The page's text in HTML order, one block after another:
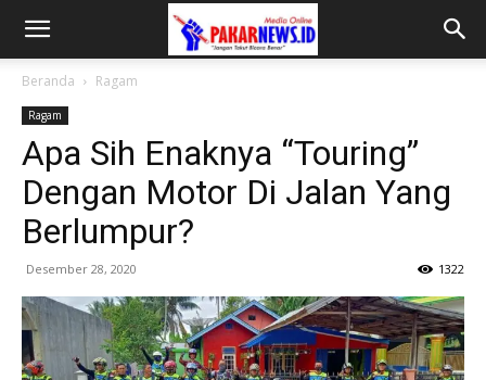
Beranda Ragam
Ragam
Apa Sih Enaknya “Touring”
Dengan Motor Di Jalan Yang
Berlumpur?
Desember 28, 2020 1322